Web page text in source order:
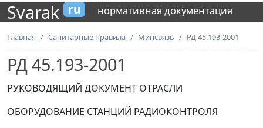
Svarak ru нормативная документация
Главная Санитарные правила Минсвязь РД 45.193-2001
РД 45.193-2001
РУКОВОДЯЩИЙ ДОКУМЕНТ ОТРАСЛИ
ОБОРУДОВАНИЕ СТАНЦИЙ РАДИОКОНТРОЛЯ